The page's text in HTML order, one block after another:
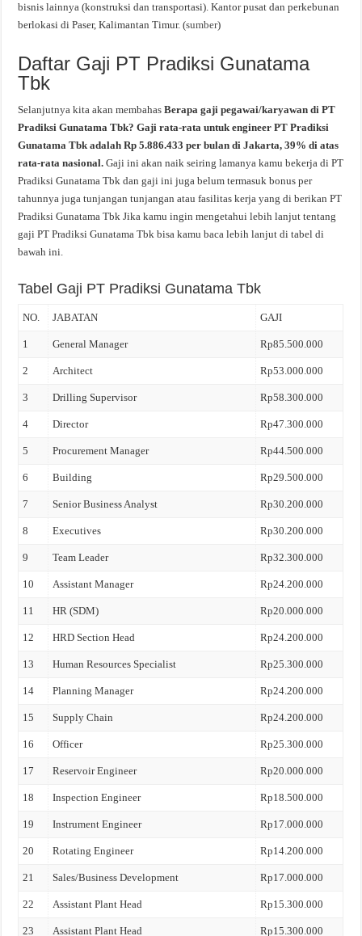
bisnis lainnya (konstruksi dan transportasi). Kantor pusat dan perkebunan
berlokasi di Paser, Kalimantan Timur. (sumber)
Daftar Gaji PT Pradiksi Gunatama
Tbk
Selanjutnya kita akan membahasBerapa gaji pegawai/karyawan di PT
Pradiksi Gunatama Tbk? Gaji rata-rata untuk engineer PT Pradiksi
Gunatama Tbk adalah Rp 5.886.433 per bulan di Jakarta, 39% di atas
rata-rata nasional.Gaji ini akan naik seiring lamanya kamu bekerja di PT
Pradiksi Gunatama Tbk dan gaji ini juga belum termasuk bonus per
tahunnya juga tunjangan tunjangan atau fasilitas kerja yang di berikan PT
Pradiksi Gunatama Tbk Jika kamu ingin mengetahui lebih lanjut tentang
gaji PT Pradiksi Gunatama Tbk bisa kamu baca lebih lanjut di tabel di
bawah ini.
Tabel Gaji PT Pradiksi Gunatama Tbk
NO. JABATAN GAJI
1 General Manager Rp85.500.000
2 Architect Rp53.000.000
3 Drilling Supervisor Rp58.300.000
4 Director Rp47.300.000
5 Procurement Manager Rp44.500.000
6 Building Rp29.500.000
7 Senior Business Analyst Rp30.200.000
8 Executives Rp30.200.000
9 Team Leader Rp32.300.000
10 Assistant Manager Rp24.200.000
11 HR (SDM) Rp20.000.000
12 HRD Section Head Rp24.200.000
13 Human Resources Specialist Rp25.300.000
14 Planning Manager Rp24.200.000
15 Supply Chain Rp24.200.000
16 Officer Rp25.300.000
17 Reservoir Engineer Rp20.000.000
18 Inspection Engineer Rp18.500.000
19 Instrument Engineer Rp17.000.000
20 Rotating Engineer Rp14.200.000
21 Sales/Business Development Rp17.000.000
22 Assistant Plant Head Rp15.300.000
23 Assistant Plant Head Rp15.300.000